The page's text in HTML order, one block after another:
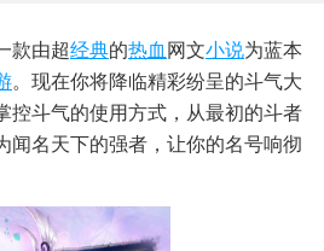
款由超经典的热血 网文小说为蓝本
。现在你将降临精彩纷呈的斗气大
控斗气的使用方式，从最初的斗者
闻名天下的强者，让你的名号响彻